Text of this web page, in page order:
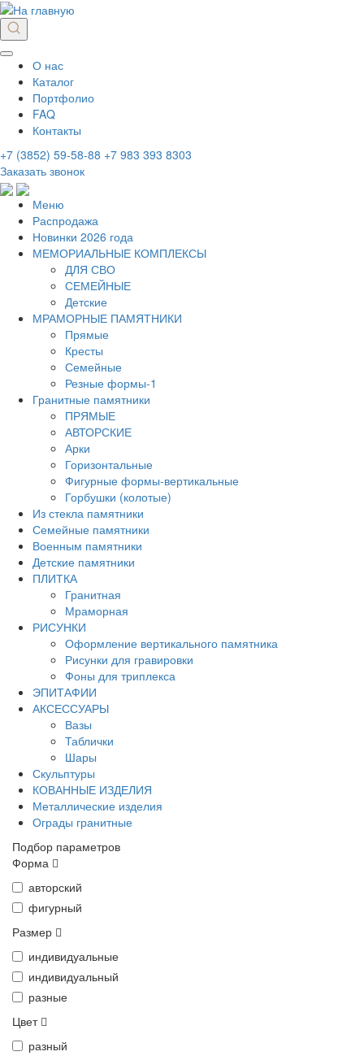
О нас
Каталог
Портфолио
FAQ
Контакты
+7 (3852) 59-58-88 +7 983 393 8303
Заказать звонок
Меню
Распродажа
Новинки 2026 года
МЕМОРИАЛЬНЫЕ КОМПЛЕКСЫ
ДЛЯ СВО
СЕМЕЙНЫЕ
Детские
МРАМОРНЫЕ ПАМЯТНИКИ
Прямые
Кресты
Семейные
Резные формы-1
Гранитные памятники
ПРЯМЫЕ
АВТОРСКИЕ
Арки
Горизонтальные
Фигурные формы-вертикальные
Горбушки (колотые)
Из стекла памятники
Семейные памятники
Военным памятники
Детские памятники
ПЛИТКА
Гранитная
Мраморная
РИСУНКИ
Оформление вертикального памятника
Рисунки для гравировки
Фоны для триплекса
ЭПИТАФИИ
АКСЕССУАРЫ
Вазы
Таблички
Шары
Скульптуры
КОВАННЫЕ ИЗДЕЛИЯ
Металлические изделия
Ограды гранитные
Подбор параметров
Форма
авторский
фигурный
Размер
индивидуальные
индивидуальный
разные
Цвет
разный